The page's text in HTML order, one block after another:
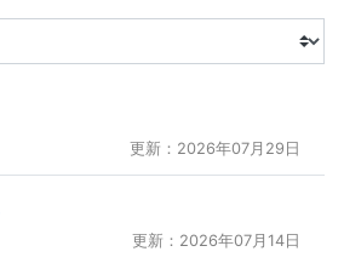
更新：2026年07月29日
更新：2026年07月14日